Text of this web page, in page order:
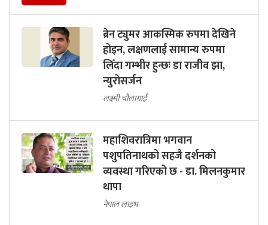
ब्रेन ट्युमर आकस्मिक रुपमा देखिने
होइन, लक्षणलाई सामान्य रुपमा
लिँदा गम्भीर हुन्छः डा राजीव झा,
न्युरोसर्जन
लक्ष्मी चौलागाईं
महाशिवरात्रिमा भगवान
पशुपतिनाथको सहजै दर्शनको
व्यवस्था गरिएको छ - डा. मिलनकुमार
थापा
नेपाल लाइभ